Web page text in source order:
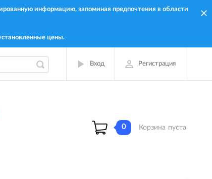
информацию, запоминая предпочтения в области
цены.
Вход Регистрация
0 Корзина пуста